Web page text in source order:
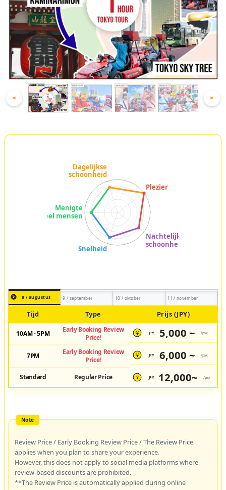
< >
8 / augustus 9 / september 10 / oktober 11 / november
Tijd Type Prijs (JPY)
10AM - 5PM
Early Booking Review
Price!
¥ JPY 5,000 ~ /pax
7PM
Early Booking Review
Price!
¥ JPY 6,000 ~ /pax
Standard Regular Price ¥ JPY 12,000~ /pax
Review Price / Early Booking Review Price / The Review Price
applies when you plan to share your experience.
However, this does not apply to social media platforms where
review-based discounts are prohibited.
**The Review Price is automatically applied during online